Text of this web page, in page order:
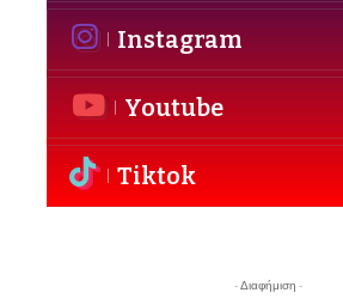
Instagram
Youtube
Tiktok
- Διαφήμιση -